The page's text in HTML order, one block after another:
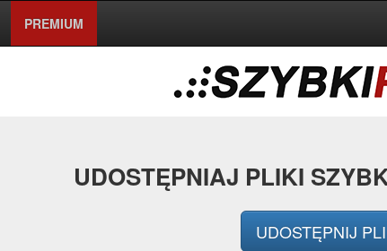
PREMIUM
UDOSTĘPNIAJ PLIKI
UDOSTĘPNIJ